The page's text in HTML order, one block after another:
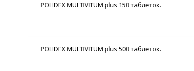
POLIDEX MULTIVITUM plus 150 таблеток.
POLIDEX MULTIVITUM plus 500 таблеток.